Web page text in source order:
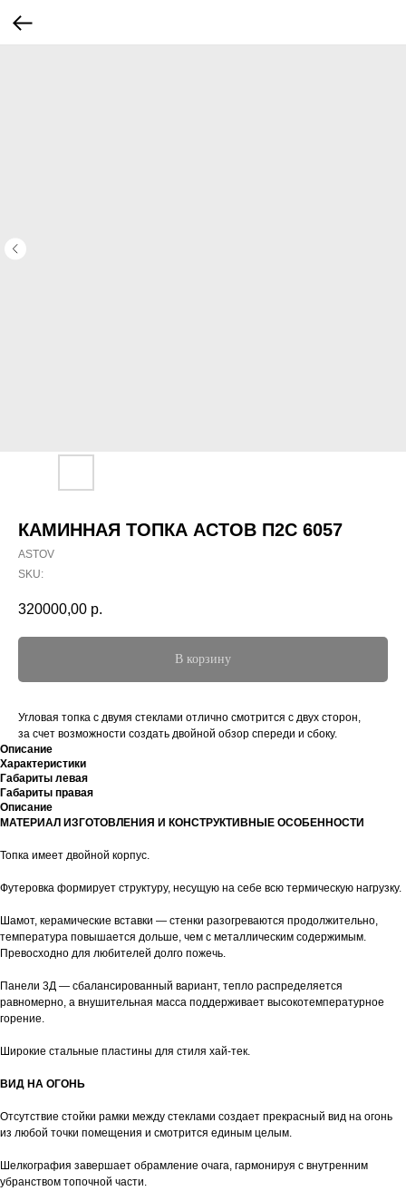
КАМИННАЯ ТОПКА АСТОВ П2С 6057
ASTOV
SKU:
320000,00 р.
В корзину
Угловая топка с двумя стеклами отлично смотрится с двух сторон,
за счет возможности создать двойной обзор спереди и сбоку.
Описание
Характеристики
Габариты левая
Габариты правая
Описание
МАТЕРИАЛ ИЗГОТОВЛЕНИЯ И КОНСТРУКТИВНЫЕ ОСОБЕННОСТИ
Топка имеет двойной корпус.
Футеровка формирует структуру, несущую на себе всю термическую нагрузку.
Шамот, керамические вставки — стенки разогреваются продолжительно,
температура повышается дольше, чем с металлическим содержимым.
Превосходно для любителей долго пожечь.
Панели 3Д — сбалансированный вариант, тепло распределяется
равномерно, а внушительная масса поддерживает высокотемпературное
горение.
Широкие стальные пластины для стиля хай-тек.
ВИД НА ОГОНЬ
Отсутствие стойки рамки между стеклами создает прекрасный вид на огонь
из любой точки помещения и смотрится единым целым.
Шелкография завершает обрамление очага, гармонируя с внутренним
убранством топочной части.